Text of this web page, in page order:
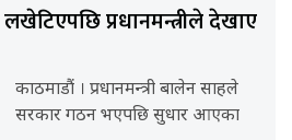
लखेटिएपछि प्रधानमन्त्रीले देखाए
काठमाडौं । प्रधानमन्त्री बालेन साहले
सरकार गठन भएपछि सुधार आएका